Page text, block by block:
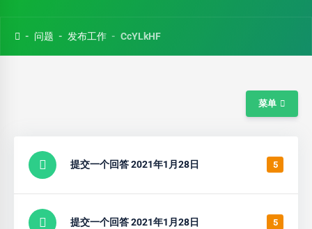
问题 发布工作 CcYLkHF
菜单
提交一个回答 2021年1月28日 5
提交一个回答 2021年1月28日 5